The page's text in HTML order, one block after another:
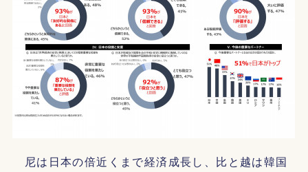
尼は日本の倍近くまで経済成長し、比と越は韓国